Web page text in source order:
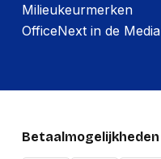
Milieukeurmerken
OfficeNext in de Media
Betaalmogelijkheden